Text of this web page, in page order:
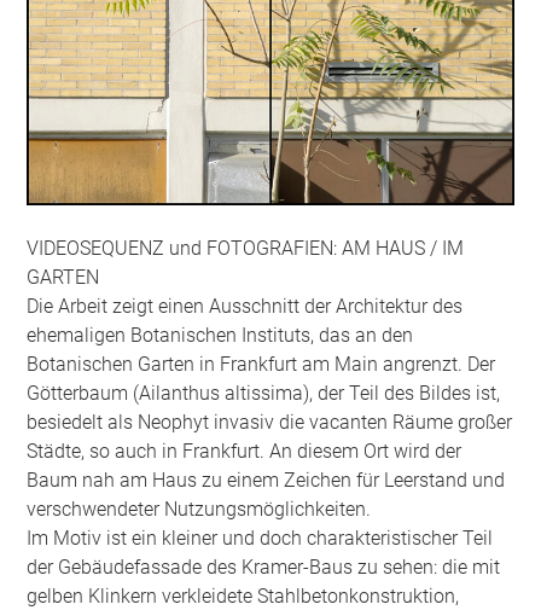
VIDEOSEQUENZ und FOTOGRAFIEN: AM HAUS / IM
GARTEN
Die Arbeit zeigt einen Ausschnitt der Architektur des
ehemaligen Botanischen Instituts, das an den
Botanischen Garten in Frankfurt am Main angrenzt. Der
Götterbaum (Ailanthus altissima), der Teil des Bildes ist,
besiedelt als Neophyt invasiv die vacanten Räume großer
Städte, so auch in Frankfurt. An diesem Ort wird der
Baum nah am Haus zu einem Zeichen für Leerstand und
verschwendeter Nutzungsmöglichkeiten.
Im Motiv ist ein kleiner und doch charakteristischer Teil
der Gebäudefassade des Kramer-Baus zu sehen: die mit
gelben Klinkern verkleidete Stahlbetonkonstruktion,